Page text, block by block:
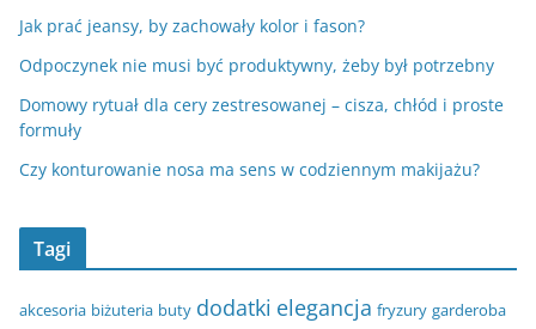
Jak prać jeansy, by zachowały kolor i fason?
Odpoczynek nie musi być produktywny, żeby był potrzebny
Domowy rytuał dla cery zestresowanej – cisza, chłód i proste
formuły
Czy konturowanie nosa ma sens w codziennym makijażu?
Tagi
akcesoria biżuteria buty dodatki elegancja fryzury garderoba